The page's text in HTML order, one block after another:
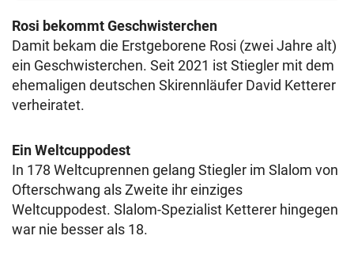
Rosi bekommt Geschwisterchen
Damit bekam die Erstgeborene Rosi (zwei Jahre alt)
ein Geschwisterchen. Seit 2021 ist Stiegler mit dem
ehemaligen deutschen Skirennläufer David Ketterer
verheiratet.
Ein Weltcuppodest
In 178 Weltcuprennen gelang Stiegler im Slalom von
Ofterschwang als Zweite ihr einziges
Weltcuppodest. Slalom-Spezialist Ketterer hingegen
war nie besser als 18.